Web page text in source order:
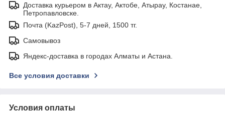
Доставка курьером в Актау, Актобе, Атырау, Костанае,
Петропавловске.
Почта (KazPost), 5-7 дней, 1500 тг.
Самовывоз
Яндекс-доставка в городах Алматы и Астана.
Все условия доставки
Условия оплаты